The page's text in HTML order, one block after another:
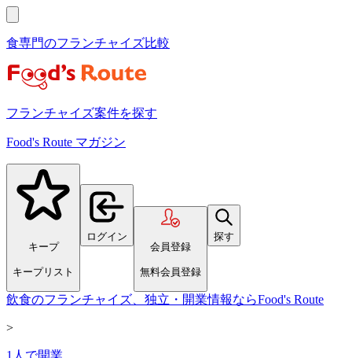
食専門のフランチャイズ比較
フランチャイズ案件を探す
Food's Route マガジン
キープ
キープリスト
ログイン
会員登録
無料会員登録
探す
飲食のフランチャイズ、独立・開業情報ならFood's Route
>
1人で開業